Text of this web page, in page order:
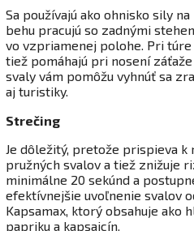
Sa používajú ako ohnisko sily
behu pracujú so zadnými
vo vzpriamenej polohe. Pri
tiež pomáhajú pri nosení
svaly vám pomôžu vyhnúť sa
aj turistiky.
Strečing
Je dôležitý, pretože prispieva k
pružných svalov a tiež znižuje
minimálne 20 sekúnd a
efektívnejšie uvoľnenie svalov
Kapsamax, ktorý obsahuje ako
papriku a kapsaicín.